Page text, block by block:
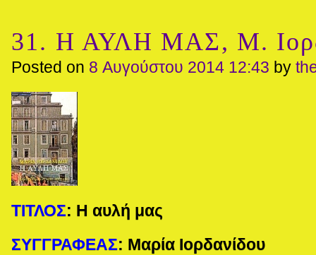
31. Η ΑΥΛΗ ΜΑΣ, Μ.
Posted on 8 Αυγούστου 2014 12:43 by
ΤΙΤΛΟΣ: Η αυλή μας
ΣΥΓΓΡΑΦΕΑΣ: Μαρία Ιορδανίδου